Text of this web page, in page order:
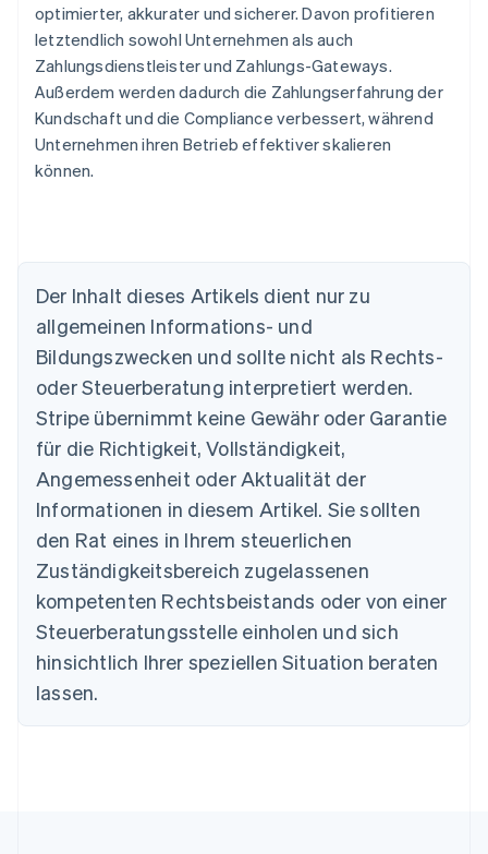
optimierter, akkurater und sicherer. Davon profitieren
letztendlich sowohl Unternehmen als auch
Zahlungsdienstleister und Zahlungs-Gateways.
Außerdem werden dadurch die Zahlungserfahrung der
Kundschaft und die Compliance verbessert, während
Unternehmen ihren Betrieb effektiver skalieren
können.
Der Inhalt dieses Artikels dient nur zu
allgemeinen Informations- und
Bildungszwecken und sollte nicht als Rechts-
oder Steuerberatung interpretiert werden.
Stripe übernimmt keine Gewähr oder Garantie
für die Richtigkeit, Vollständigkeit,
Angemessenheit oder Aktualität der
Informationen in diesem Artikel. Sie sollten
den Rat eines in Ihrem steuerlichen
Zuständigkeitsbereich zugelassenen
kompetenten Rechtsbeistands oder von einer
Steuerberatungsstelle einholen und sich
hinsichtlich Ihrer speziellen Situation beraten
lassen.
Australien
English
Nederlands FrançaisDeutschEnglish
Brasilien
English
Bulgarien
English
Dänemark
Deutschland
DeutschEnglish
Estland
English
Festlandchina
简体中文
EnglishSvenska